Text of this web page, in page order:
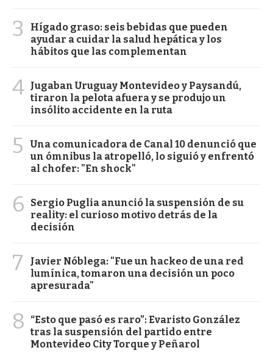
3
Hígado graso: seis bebidas que pueden
ayudar a cuidar la salud hepática y los
hábitos que las complementan
4 Jugaban Uruguay Montevideo y Paysandú,
tiraron la pelota afuera y se produjo un
insólito accidente en la ruta
5
Una comunicadora de Canal 10 denunció que
un ómnibus la atropelló, lo siguió y enfrentó
al chofer: "En shock"
6
Sergio Puglia anunció la suspensión de su
reality: el curioso motivo detrás de la
decisión
7
Javier Nóblega: "Fue un hackeo de una red
lumínica, tomaron una decisión un poco
apresurada"
8
“Esto que pasó es raro”: Evaristo González
tras la suspensión del partido entre
Montevideo City Torque y Peñarol